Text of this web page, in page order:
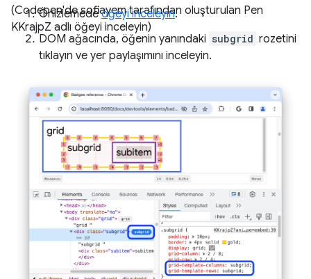
(Codepen'de sofiayem tarafından oluşturulan Pen
KKrajpZ adlı öğeyi inceleyin)
Önizlemedeöğeyi inceleyin.
DOM ağacında, öğenin yanındaki subgrid rozetini
tıklayın ve yer paylaşımını inceleyin.